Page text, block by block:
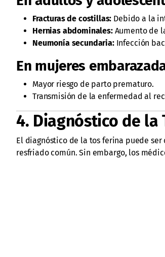
Fracturas de costillas: Debido a la
Hernias abdominales:Aumento de
Neumonía secundaria:Infección
En mujeres
Mayor riesgo de parto prematuro.
Transmisión de la enfermedad al
4. Diagnóstico de la
El diagnóstico de la tos ferina puede
resfriado común. Sin embargo, los